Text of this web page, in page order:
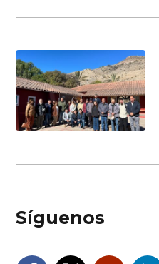
Síguenos